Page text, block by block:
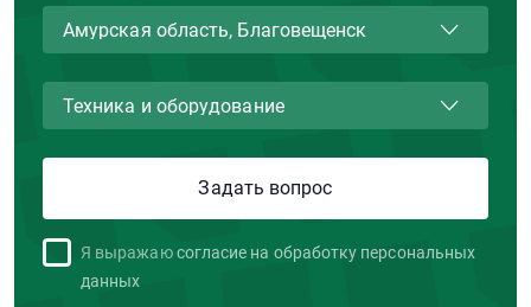
Я выражаю согласие на обработку персональных
данных